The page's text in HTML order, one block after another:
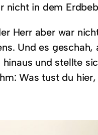
nicht in dem
Herr aber war
Und es
und stellte
Was tust du hier,